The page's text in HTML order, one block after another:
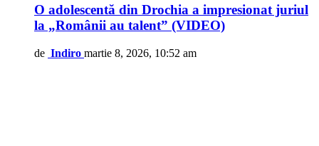
O adolescentă din Drochia a impresionat juriul
la „Românii au talent” (VIDEO)
de Indiro martie 8, 2026, 10:52 am